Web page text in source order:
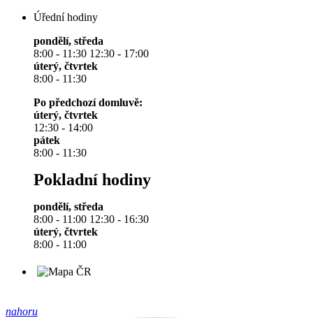
Úřední hodiny
pondělí, středa
8:00 - 11:30 12:30 - 17:00
úterý, čtvrtek
8:00 - 11:30
Po předchozí domluvě:
úterý, čtvrtek
12:30 - 14:00
pátek
8:00 - 11:30
Pokladní hodiny
pondělí, středa
8:00 - 11:00 12:30 - 16:30
úterý, čtvrtek
8:00 - 11:00
nahoru